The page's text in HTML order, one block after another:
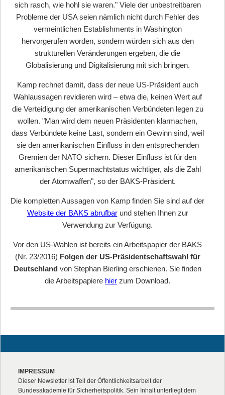
sich rasch, wie hohl sie waren." Viele der unbestreitbaren
Probleme der USA seien nämlich nicht durch Fehler des
vermeintlichen Establishments in Washington
hervorgerufen worden, sondern würden sich aus den
strukturellen Veränderungen ergeben, die die
Globalisierung und Digitalisierung mit sich bringen.
Kamp rechnet damit, dass der neue US-Präsident auch
Wahlaussagen revidieren wird – etwa die, keinen Wert auf
die Verteidigung der amerikanischen Verbündeten legen zu
wollen. "Man wird dem neuen Präsidenten klarmachen,
dass Verbündete keine Last, sondern ein Gewinn sind, weil
sie den amerikanischen Einfluss in den entsprechenden
Gremien der NATO sichern. Dieser Einfluss ist für den
amerikanischen Supermachtstatus wichtiger, als die Zahl
der Atomwaffen", so der BAKS-Präsident.
Die kompletten Aussagen von Kamp finden Sie sind auf der
Website der BAKS abrufbarund stehen Ihnen zur
Verwendung zur Verfügung.
Vor den US-Wahlen ist bereits ein Arbeitspapier der BAKS
(Nr. 23/2016) Folgen der US-Präsidentschaftswahl für
Deutschland von Stephan Bierling erschienen. Sie finden
die Arbeitspapiere hier zum Download.
IMPRESSUM
Dieser Newsletter ist Teil der Öffentlichkeitsarbeit der
Bundesakademie für Sicherheitspolitik. Sein Inhalt unterliegt dem